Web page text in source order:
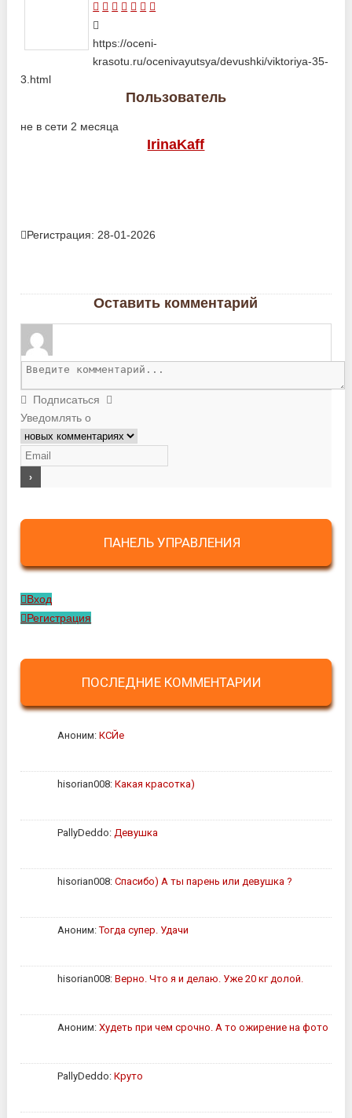
https://oceni-
krasotu.ru/ocenivayutsya/devushki/viktoriya-35-
3.html
Пользователь
не в сети 2 месяца
IrinaKaff
Регистрация: 28-01-2026
Оставить комментарий
Подписаться
Уведомлять о
ПАНЕЛЬ УПРАВЛЕНИЯ
Вход
Регистрация
ПОСЛЕДНИЕ КОММЕНТАРИИ
Аноним: КСЙе
hisorian008: Какая красотка)
PallyDeddo: Девушка
hisorian008: Спасибо) А ты парень или девушка ?
Аноним: Тогда супер. Удачи
hisorian008: Верно. Что я и делаю. Уже 20 кг долой.
Аноним: Худеть при чем срочно. А то ожирение на фото
PallyDeddo: Круто